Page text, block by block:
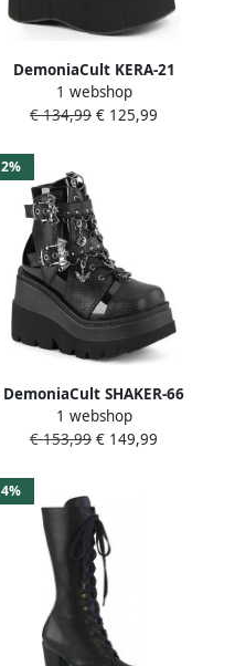
DemoniaCult KERA-21
Plateau Laarzen 42 Shoes
Zwart
1 webshop
€ 134,99 € 125,99
2%
DemoniaCult SHAKER-66
Plateau Laarzen 37 Shoes
Zwart
1 webshop
€ 153,99 € 149,99
4%